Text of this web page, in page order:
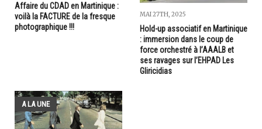
Affaire du CDAD en Martinique :
voilà la FACTURE de la fresque
photographique !!!
MAI 27TH, 2025
Hold-up associatif en Martinique
: immersion dans le coup de
force orchestré à l’AAALB et
ses ravages sur l’EHPAD Les
Gliricidias
A LA UNE